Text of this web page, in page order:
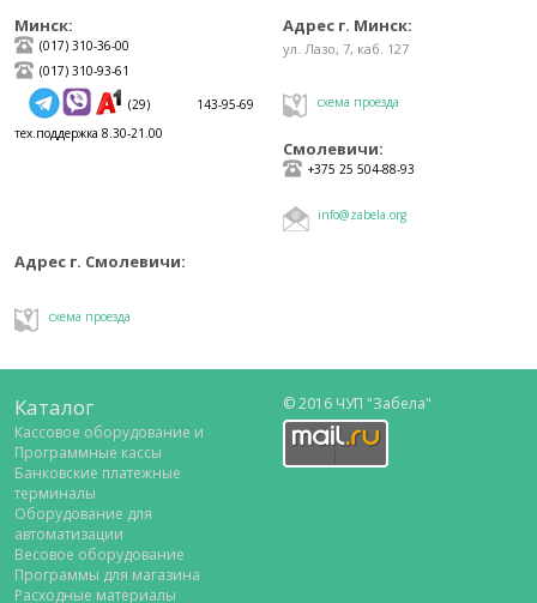
Минск:
(017) 310-36-00
(017) 310-93-61
(29) 143-95-69
тех.поддержка 8.30-21.00
Адрес г. Минск:
ул. Лазо, 7, каб. 127
схема проезда
Смолевичи:
+375 25 504-88-93
info@zabela.org
Адрес г. Смолевичи:
схема проезда
© 2016 ЧУП "Забела"
Каталог
Кассовое оборудование и
Программные кассы
Банковские платежные
терминалы
Оборудование для
автоматизации
Весовое оборудование
Программы для магазина
Расходные материалы